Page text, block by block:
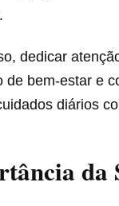
dedicar
de bem-estar e
diários
da